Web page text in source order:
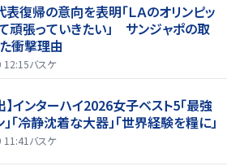
表復帰の意向を表明「ＬＡのオリンピッ
頑張っていきたい」 サンジャポの取
衝撃理由
12:15バスケ
】インターハイ2026女子ベスト5「最強
「冷静沈着な大器」「世界経験を糧に」
バスケ